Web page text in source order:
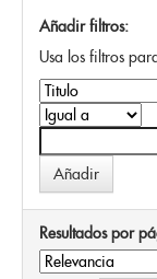
Añadir filtros:
Usa los filtros
Resultados por